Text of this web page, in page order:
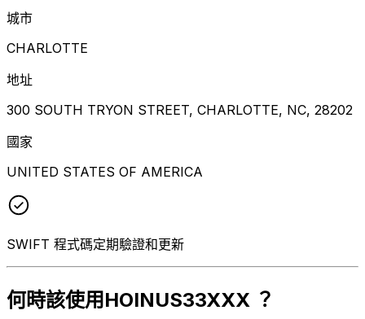
城市
CHARLOTTE
地址
300 SOUTH TRYON STREET, CHARLOTTE, NC, 28202
國家
UNITED STATES OF AMERICA
SWIFT 程式碼定期驗證和更新
何時該使用HOINUS33XXX ？